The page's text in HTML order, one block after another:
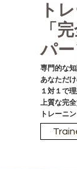
ト
「
パ
専門的な
あなただ
１対１で
上質な完
トレーニ